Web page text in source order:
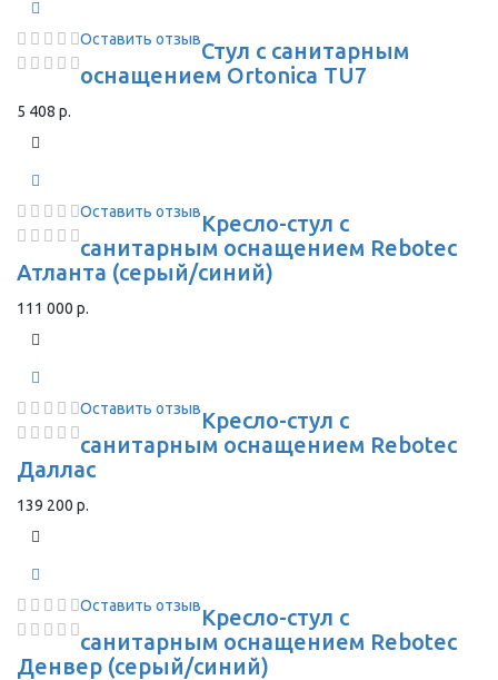
Оставить отзывСтул с санитарным
оснащением Ortonica TU7
5 408 р.
Оставить отзывКресло-стул с
санитарным оснащением Rebotec
Атланта (серый/синий)
111 000 р.
Оставить отзывКресло-стул с
санитарным оснащением Rebotec
Даллас
139 200 р.
Оставить отзывКресло-стул с
санитарным оснащением Rebotec
Денвер (серый/синий)